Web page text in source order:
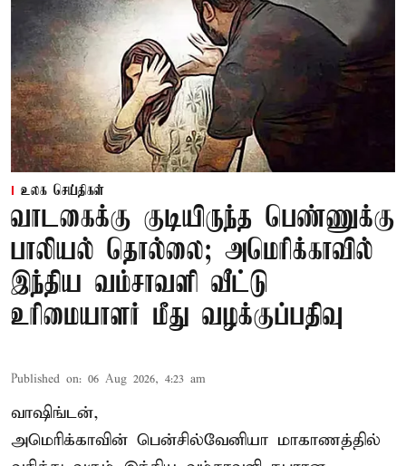
உலக செய்திகள்
வாடகைக்கு குடியிருந்த பெண்ணுக்கு
பாலியல் தொல்லை; அமெரிக்காவில்
இந்திய வம்சாவளி வீட்டு
உரிமையாளர் மீது வழக்குப்பதிவு
Published on: 06 Aug 2026, 4:23 am
வாஷிங்டன்,
அமெரிக்காவின் பென்சில்வேனியா மாகாணத்தில்